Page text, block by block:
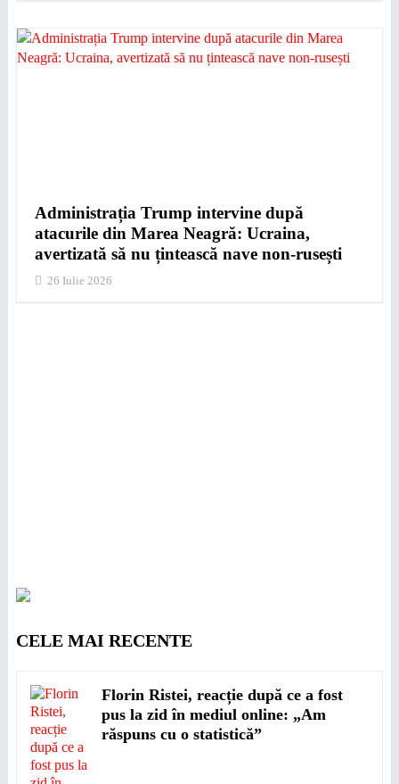
Administrația Trump intervine după
atacurile din Marea Neagră: Ucraina,
avertizată să nu țintească nave non-rusești
26 Iulie 2026
CELE MAI RECENTE
Florin Ristei, reacție după ce a fost
pus la zid în mediul online: „Am
răspuns cu o statistică”